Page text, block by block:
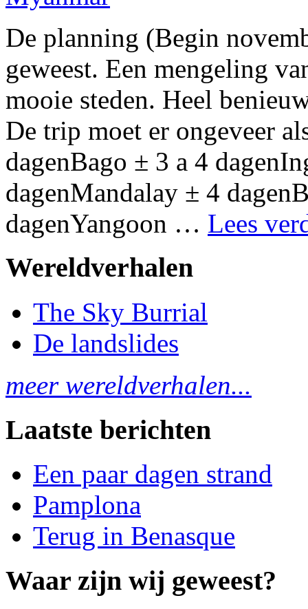
De planning (Begin
geweest. Een mengeling
mooie steden. Heel
De trip moet er ongeveer
dagenBago ± 3 a 4
dagenMandalay ± 4
dagenYangoon … Lees
Wereldverhalen
The Sky Burrial
De landslides
meer wereldverhalen...
Laatste berichten
Een paar dagen strand
Pamplona
Terug in Benasque
Waar zijn wij geweest?